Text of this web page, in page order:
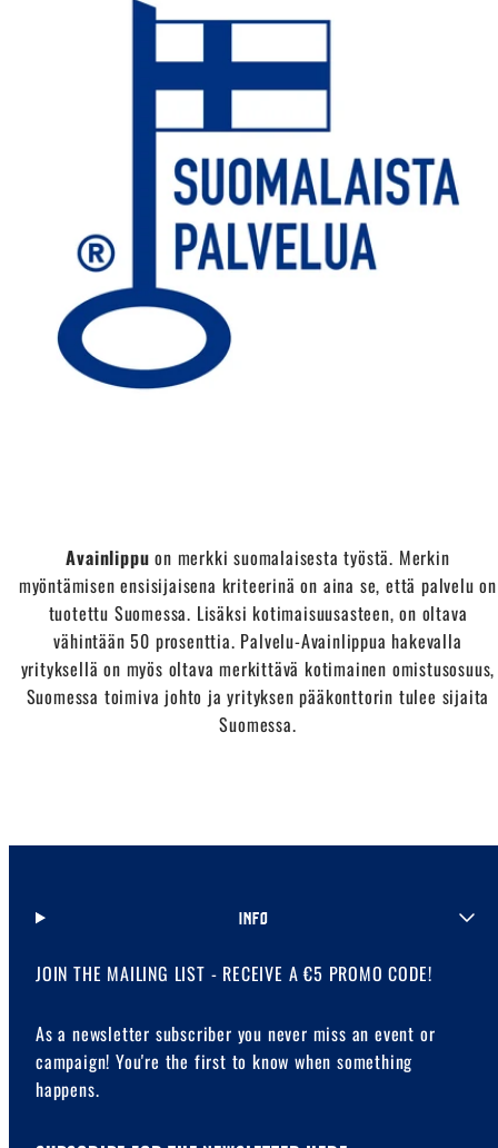
Avainlippuon merkki suomalaisesta työstä. Merkin
myöntämisen ensisijaisena kriteerinä on aina se, että palvelu on
tuotettu Suomessa. Lisäksi kotimaisuusasteen, on oltava
vähintään 50 prosenttia. Palvelu-Avainlippua hakevalla
yrityksellä on myös oltava merkittävä kotimainen omistusosuus,
Suomessa toimiva johto ja yrityksen pääkonttorin tulee sijaita
Suomessa.
INFO
JOIN THE MAILING LIST - RECEIVE A €5 PROMO CODE!
As a newsletter subscriber you never miss an event or
campaign! You're the first to know when something
happens.